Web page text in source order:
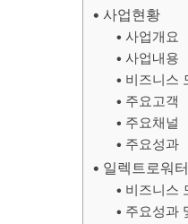
사업현황
사업개요
사업내용
비즈니스
주요고객
주요채널
주요성과
일렉트로워
비즈니스
주요성과